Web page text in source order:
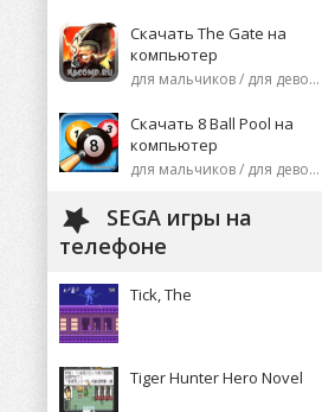
Скачать The Gate на
компьютер
для мальчиков / для девочек
Скачать 8 Ball Pool на
компьютер
для мальчиков / для девочек
SEGA игры на
телефоне
Tick, The
Tiger Hunter Hero Novel